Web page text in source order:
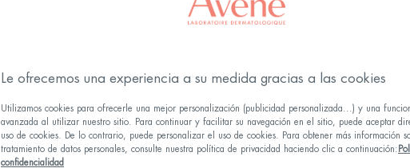
Afección inflamatoria crónica de la piel (psoriasis)
Le ofrecemos una experiencia a su medida gracias a las cookies
Utilizamos cookies para ofrecerle una mejor personalización (publicidad personalizada...) y una
avanzada al utilizar nuestro sitio. Para continuar y facilitar su navegación en el sitio, puede aceptar
uso de cookies. De lo contrario, puede personalizar el uso de cookies. Para obtener más información
tratamiento de datos personales, consulte nuestra política de privacidad haciendo clic a continuación:
confidencialidad